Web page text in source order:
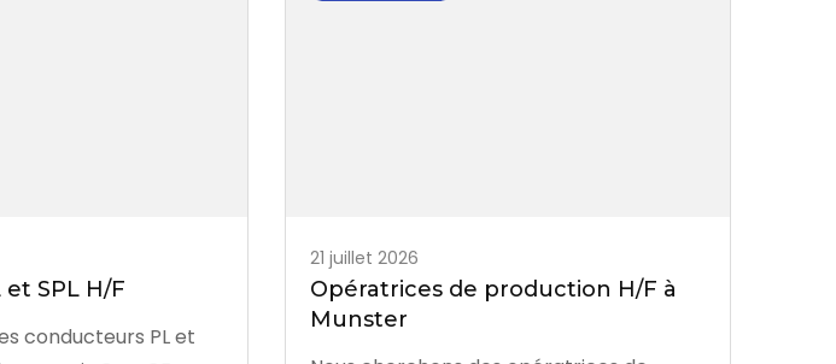
SPL H/F
conducteurs PL et
21 juillet 2026
Opératrices de production H/F à
Munster